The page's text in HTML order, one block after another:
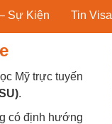
Sự Kiện Tin Visa
Mỹ trực tuyến
.
có định hướng